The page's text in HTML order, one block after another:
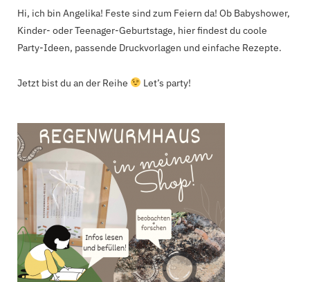
Hi, ich bin Angelika! Feste sind zum Feiern da! Ob Babyshower,
Kinder- oder Teenager-Geburtstage, hier findest du coole
Party-Ideen, passende Druckvorlagen und einfache Rezepte.
Jetzt bist du an der Reihe Let’s party!